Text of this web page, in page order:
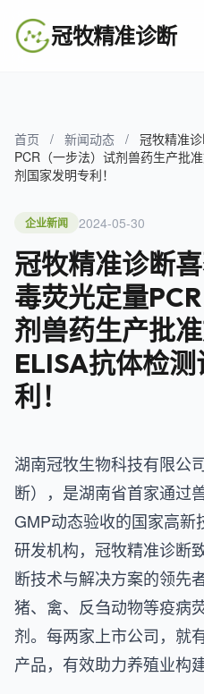
冠牧精准诊断
首页 / 新闻动态 / 冠牧精准
PCR（一步法）试剂兽药生产批
剂国家发明专利！
企业新闻 2024-05-30
冠牧精准诊断
毒荧光定量
剂兽药生产批
ELISA抗体检
利！
湖南冠牧生物科技有限公
断），是湖南省首家通过
GMP动态验收的国家高新
研发机构，冠牧精准诊断
断技术与解决方案的领先
猪、禽、反刍动物等疫病
剂。每两家上市公司，就
产品，有效助力养殖业构